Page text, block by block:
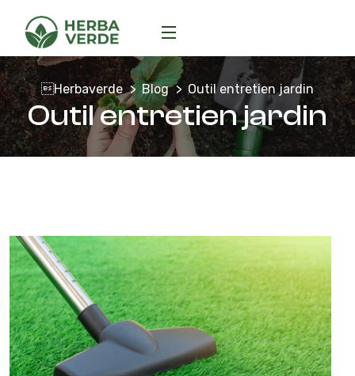
Herbaverde Blog Outil entretien jardin
Outil entretien jardin